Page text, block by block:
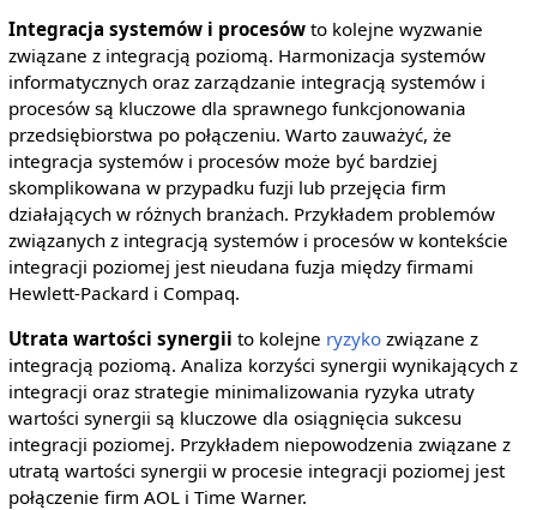
Integracja systemów i procesówto kolejne wyzwanie
związane z integracją poziomą. Harmonizacja systemów
informatycznych oraz zarządzanie integracją systemów i
procesów są kluczowe dla sprawnego funkcjonowania
przedsiębiorstwa po połączeniu. Warto zauważyć, że
integracja systemów i procesów może być bardziej
skomplikowana w przypadku fuzji lub przejęcia firm
działających w różnych branżach. Przykładem problemów
związanych z integracją systemów i procesów w kontekście
integracji poziomej jest nieudana fuzja między firmami
Hewlett-Packard i Compaq.
Utrata wartości synergii to kolejne ryzykozwiązane z
integracją poziomą. Analiza korzyści synergii wynikających z
integracji oraz strategie minimalizowania ryzyka utraty
wartości synergii są kluczowe dla osiągnięcia sukcesu
integracji poziomej. Przykładem niepowodzenia związane z
utratą wartości synergii w procesie integracji poziomej jest
połączenie firm AOL i Time Warner.